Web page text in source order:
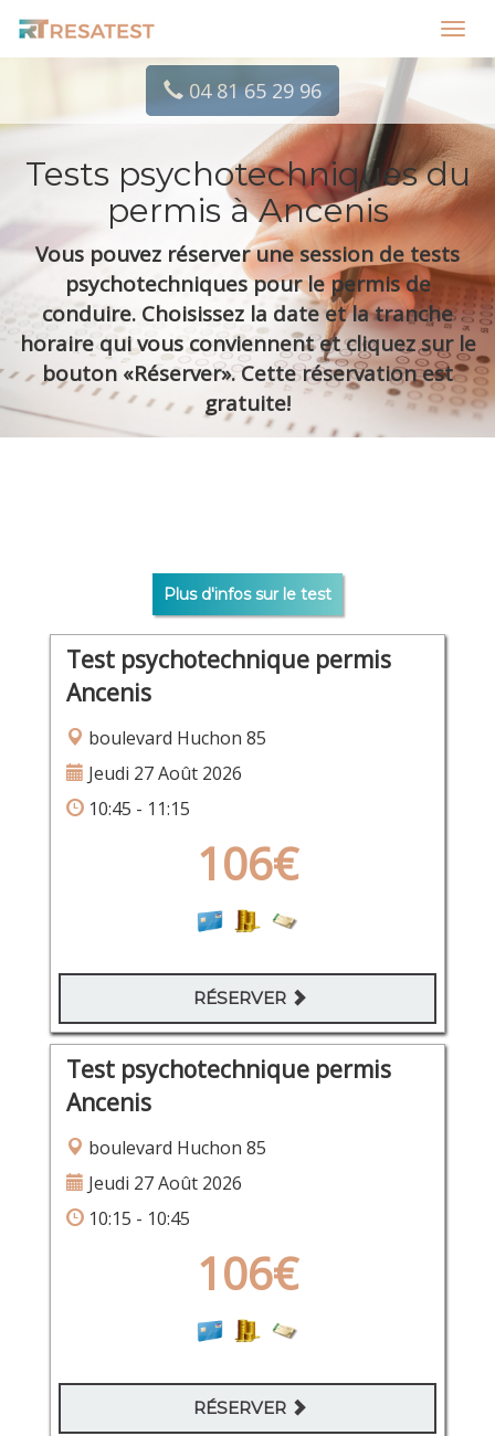
04 81 65 29 96
Tests psychotechniques du
permis à Ancenis
Vous pouvez réserver une session de tests
psychotechniques pour le permis de
conduire. Choisissez la date et la tranche
horaire qui vous conviennent et cliquez sur le
bouton «Réserver». Cette réservation est
gratuite!
Plus d'infos sur le test
Test psychotechnique permis
Ancenis
boulevard Huchon 85
Jeudi 27 Août 2026
10:45 - 11:15
106€
RÉSERVER
Test psychotechnique permis
Ancenis
boulevard Huchon 85
Jeudi 27 Août 2026
10:15 - 10:45
106€
RÉSERVER